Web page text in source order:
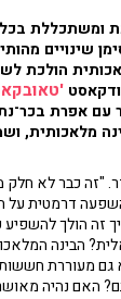
ומשתכללת
שינויים
הולכת
עם אפרת
מלאכותית,
"זה כבר לא חלק
דרמטית על
זה הולך
הבינה
גם מעוררת
האם נהיה